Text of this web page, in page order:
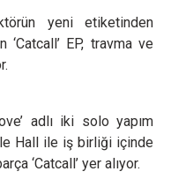
yeni etiketinden
EP, travma ve
adlı iki solo yapım
Hall ile iş birliği içinde
‘Catcall’ yer alıyor.